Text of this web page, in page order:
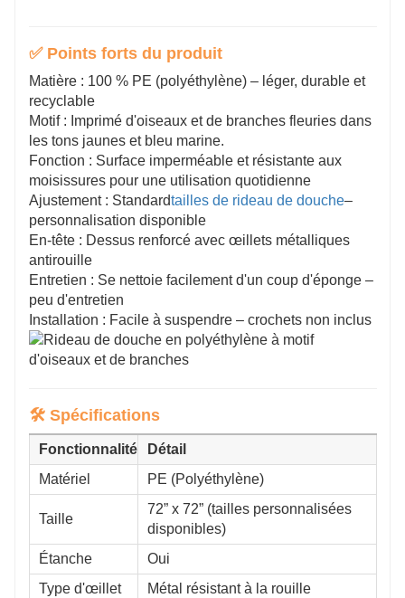
✅ Points forts du produit
Matière : 100 % PE (polyéthylène) – léger, durable et
recyclable
Motif : Imprimé d'oiseaux et de branches fleuries dans
les tons jaunes et bleu marine.
Fonction : Surface imperméable et résistante aux
moisissures pour une utilisation quotidienne
Ajustement : Standardtailles de rideau de douche–
personnalisation disponible
En-tête : Dessus renforcé avec œillets métalliques
antirouille
Entretien : Se nettoie facilement d'un coup d'éponge –
peu d'entretien
Installation : Facile à suspendre – crochets non inclus
🛠️ Spécifications
Fonctionnalité
Détail
Matériel
PE (Polyéthylène)
Taille
72” x 72” (tailles personnalisées
disponibles)
Étanche
Oui
Type d'œillet
Métal résistant à la rouille